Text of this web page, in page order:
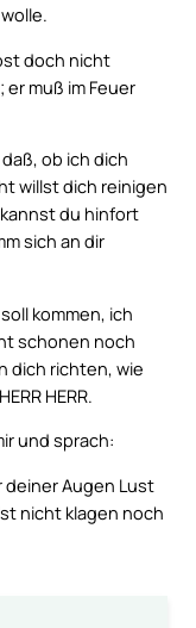
doch nicht
muß im Feuer
ob ich dich
willst dich reinigen
du hinfort
sich an dir
kommen, ich
schonen noch
dich richten, wie
HERR.
und sprach:
deiner Augen Lust
nicht klagen noch